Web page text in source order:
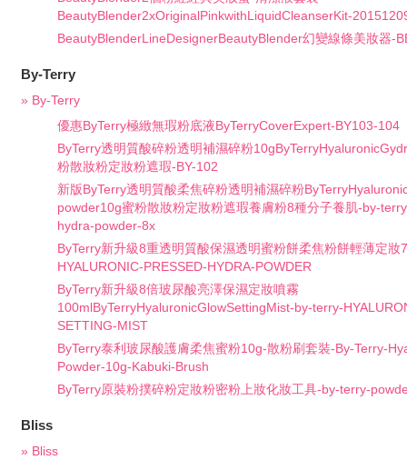
BeautyBlender2xOriginalPinkwithLiquidCleanserKit-
BeautyBlenderLineDesignerBeautyBlender幻變線條美妝器-
By-Terry
» By-Terry
優惠ByTerry極緻無瑕粉底液ByTerryCoverExpert-BY103-104
ByTerry透明質酸碎粉透明補濕碎粉
粉散妝粉定妝粉遮瑕-BY-102
新版ByTerry透明質酸柔焦碎粉透明補濕碎粉
powder10g蜜粉散妝粉定妝粉遮瑕養膚粉8種分子養肌-by-
hydra-powder-8x
ByTerry新升級8重透明質酸保濕透明蜜粉餅柔焦粉餅輕薄定
HYALURONIC-PRESSED-HYDRA-POWDER
ByTerry新升級8倍玻尿酸亮澤保濕定妝噴霧
100mlByTerryHyaluronicGlowSettingMist-by-terry-
SETTING-MIST
ByTerry泰利玻尿酸護膚柔焦蜜粉10g-散粉刷套裝-By-Terry-
Powder-10g-Kabuki-Brush
ByTerry原裝粉撲碎粉定妝粉密粉上妝化妝工具-by-terry-
Bliss
» Bliss